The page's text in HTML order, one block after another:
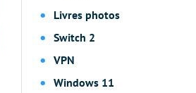
Livres photos
Switch 2
VPN
Windows 11